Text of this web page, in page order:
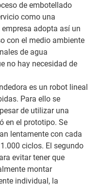
de embotellado
como una
adopta así un
con el medio ambiente
de agua
no hay necesidad de
es un robot lineal
Para ello se
de utilizar una
en el prototipo. Se
lentamente con cada
ciclos. El segundo
evitar tener que
montar
individual, la